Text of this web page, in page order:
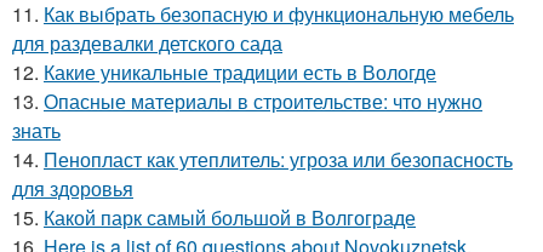
11. Как выбрать безопасную и функциональную мебель
для раздевалки детского сада
12. Какие уникальные традиции есть в Вологде
13. Опасные материалы в строительстве: что нужно
знать
14. Пенопласт как утеплитель: угроза или безопасность
для здоровья
15. Какой парк самый большой в Волгограде